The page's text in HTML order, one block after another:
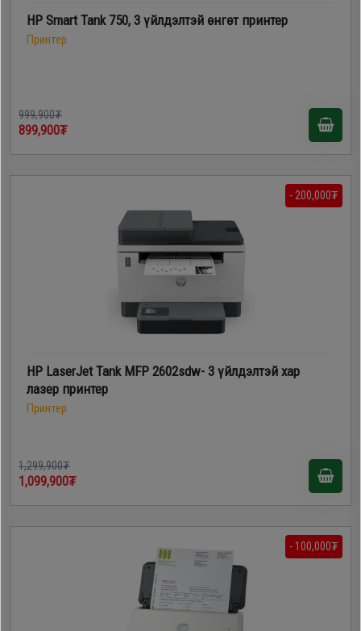
HP Smart Tank 750, 3 үйлдэлтэй өнгөт принтер
Принтер
999,900₮
899,900₮
- 200,000₮
HP LaserJet Tank MFP 2602sdw- 3 үйлдэлтэй хар
лазер принтер
Принтер
1,299,900₮
1,099,900₮
- 100,000₮